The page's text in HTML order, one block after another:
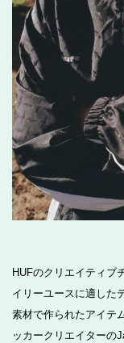
HUFのクリエイティブ
イリーユースに適した
素材で作られたアイテ
ッカークリエイターの